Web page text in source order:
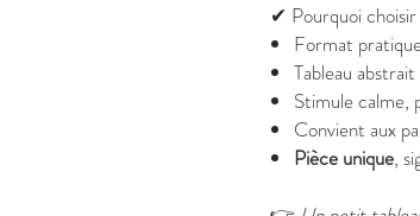
✔ Pourquoi choisir
Format
Tableau
Stimule calme,
Convient aux
Pièce unique,